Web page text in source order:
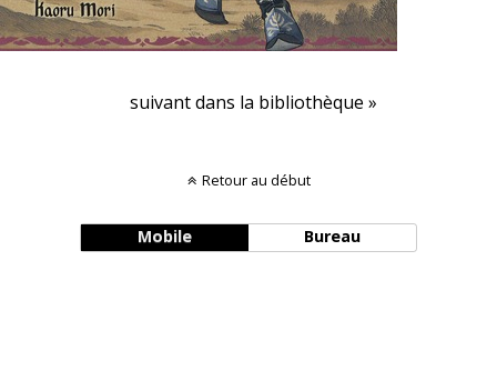
suivant dans la bibliothèque »
Retour au début
Mobile Bureau